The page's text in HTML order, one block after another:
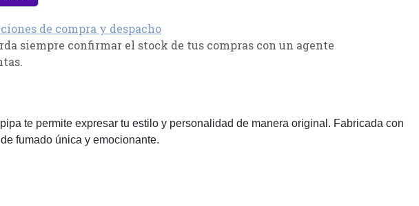
de compra y despacho
siempre confirmar el stock de tus compras con un agente
te permite expresar tu estilo y personalidad de manera original. Fabricada con
fumado única y emocionante.